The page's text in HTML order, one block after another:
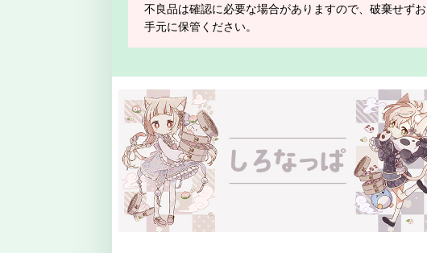
不良品は確認に必要な場合がありますので、破棄せずお
手元に保管ください。